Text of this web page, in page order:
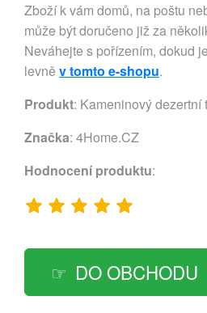
Zboží k vám domů, na poštu
může být doručeno již za
Neváhejte s pořízením, dokud
levně v tomto e-shopu.
Produkt: Kameninový dezertní
Značka: 4Home.CZ
Hodnocení produktu:
DO OBCHODU